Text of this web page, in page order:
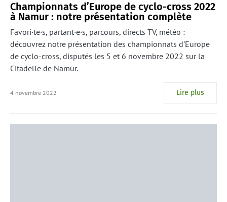
Championnats d’Europe de cyclo-cross 2022
à Namur : notre présentation complète
Favori·te·s, partant·e·s, parcours, directs TV, météo :
découvrez notre présentation des championnats d'Europe
de cyclo-cross, disputés les 5 et 6 novembre 2022 sur la
Citadelle de Namur.
4 novembre 2022 Lire plus